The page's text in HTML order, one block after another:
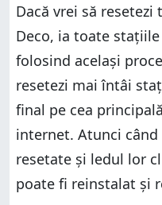
Dacă vrei să
Deco, ia toate
folosind același
resetezi mai întâi
final pe cea
internet. Atunci
resetate și ledul lor
poate fi reinstalat și